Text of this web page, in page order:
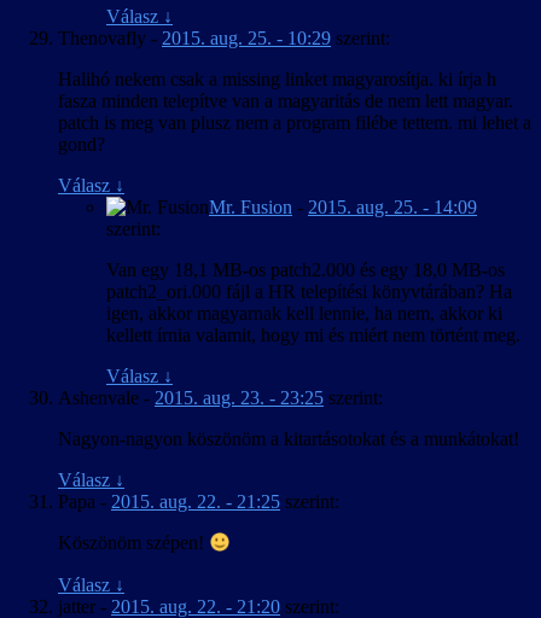
Válasz ↓
Thenovafly - 2015. aug. 25. - 10:29 szerint:
Halihó nekem csak a missing linket magyarosítja. ki írja h
fasza minden telepítve van a magyaritás de nem lett magyar.
patch is meg van plusz nem a program filébe tettem. mi lehet a
gond?
Válasz ↓
Mr. Fusion - 2015. aug. 25. - 14:09
szerint:
Van egy 18,1 MB-os patch2.000 és egy 18,0 MB-os
patch2_ori.000 fájl a HR telepítési könyvtárában? Ha
igen, akkor magyarnak kell lennie, ha nem, akkor ki
kellett írnia valamit, hogy mi és miért nem történt meg.
Válasz ↓
Ashenvale - 2015. aug. 23. - 23:25 szerint:
Nagyon-nagyon köszönöm a kitartásotokat és a munkátokat!
Válasz ↓
Papa - 2015. aug. 22. - 21:25 szerint:
Köszönöm szépen!
Válasz ↓
jatter - 2015. aug. 22. - 21:20 szerint: